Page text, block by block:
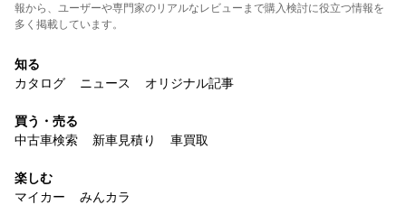
報から、ユーザーや専門家のリアルなレビューまで購入検討に役立つ情報を
多く掲載しています。
知る
カタログ
ニュース オリジナル記事
買う・売る
中古車検索
新車見積り 車買取
楽しむ
マイカー
みんカラ